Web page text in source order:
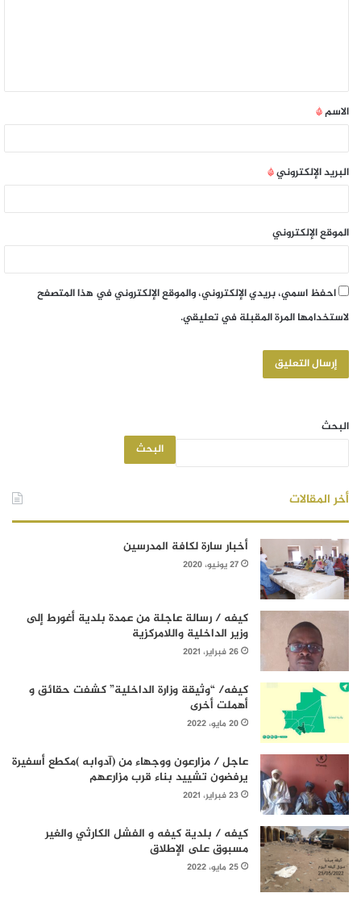
الاسم*
البريد الإلكتروني*
الموقع الإلكتروني
احفظ اسمي، بريدي الإلكتروني، والموقع الإلكتروني في هذا المتصفح
لاستخدامها المرة المقبلة في تعليقي.
البحث
البحث
أخر المقالات
أخبار سارة لكافة المدرسين
27 يونيو، 2020
كيفه / رسالة عاجلة من عمدة بلدية أغورط إلى
وزير الداخلية واللامركزية
26 فبراير، 2021
كيفه/ “وثيقة وزارة الداخلية” كشفت حقائق و
أهملت أخرى
20 مايو، 2022
عاجل / مزارعون ووجهاء من (آدوابه )مكطع أسفيرة
يرفضون تشييد بناء قرب مزارعهم
23 فبراير، 2021
كيفه / بلدية كيفه و الفشل الكارثي والغير
مسبوق على الإطلاق
25 مايو، 2022